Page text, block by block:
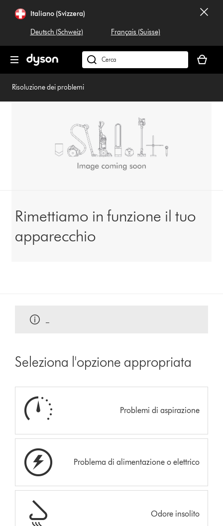
navigazioneItaliano (Svizzera)
Deutsch (Schweiz) Français (Suisse)
Cerca
su
carrello
è
Risoluzione dei problemi
Rimettiamo in funzione il tuo
apparecchio
Seleziona l'opzione appropriata
Problemi di aspirazione
Problema di alimentazione o elettrico
Odore insolito